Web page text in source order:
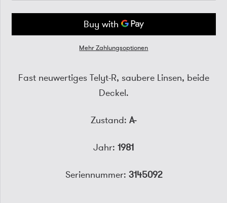
Mehr Zahlungsoptionen
Fast neuwertiges Telyt-R, saubere Linsen, beide
Deckel.
Zustand:A-
Jahr:1981
Seriennummer: 3145092